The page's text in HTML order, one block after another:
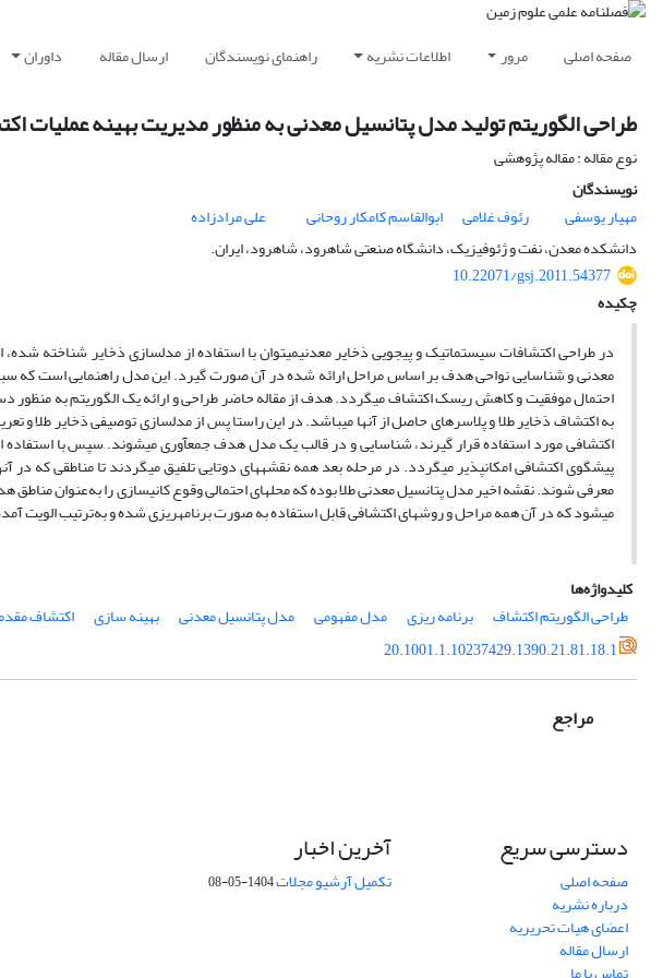
صفحه اصلی مرور اطلاعات نشریه راهنمای نویسندگان ارسال مقاله داوران
طراحی الگوریتم تولید مدل پتانسیل معدنی به منظور مدیریت بهینه عملیات
نوع مقاله : مقاله پژوهشی
نویسندگان
مهیار یوسفی
رئوف غلامی ابوالقاسم کامکار روحانی
علی مرادزاده
دانشکده معدن، نفت و ژئوفیزیک، دانشگاه صنعتی شاهرود، شاهرود، ایران.
10.22071/gsj.2011.54377
چکیده
در طراحی اکتشافات سیستماتیک و پی­جویی ذخایر معدنیمی­توان با استفاده از مدل­سازی ذخایر شناخته شده،
معدنی و شناسایی نواحی هدف بر اساس مراحل ارائه شده در آن صورت گیرد. این مدل راهنمایی است که سبب
احتمال موفقیت و کاهش ریسک اکتشاف می­گردد. هدف از مقاله حاضر طراحی و ارائه یک الگوریتم به
به اکتشاف ذخایر طلا و پلاسرهای حاصل از آن­ها می­باشد. در این راستا پس از مدل­سازی توصیفی ذخایر طلا
اکتشافی مورد استفاده قرار گیرند، شناسایی و در قالب یک مدل هدف جمع­آوری می­شوند. سپس با استفاده
پیشگوی اکتشافی امکان­پذیر می­گردد. در مرحله بعد همه نقشه­های دوتایی تلفیق می­گردند تا مناطقی که در
معرفی شوند. نقشه اخیر مدل پتانسیل معدنی طلا بوده که محل­های احتمالی وقوع کانی­سازی را به‌عنوان
می­شود که در آن همه مراحل و روش­های اکتشافی قابل استفاده به صورت برنامه­ریزی شده و به‌ترتیب الویت
کلیدواژه‌ها
طراحی الگوریتم اکتشاف
برنامه ریزی مدل مفهومی مدل پتانسیل معدنی بهینه سازی اکتشاف
20.1001.1.10237429.1390.21.81.18.1
مراجع
دسترسی سریع
صفحه اصلی
درباره نشریه
اعضای هیات تحریریه
ارسال مقاله
آخرین اخبار
تکمیل آرشیو مجلات1404-05-08